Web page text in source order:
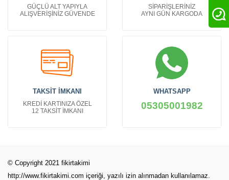
GÜÇLÜ ALT YAPIYLA
ALIŞVERİŞİNİZ GÜVENDE
SİPARİŞLERİNİZ
AYNI GÜN KARGODA
TAKSİT İMKANI
KREDİ KARTINIZA ÖZEL
12 TAKSİT İMKANI
WHATSAPP
05305001982
© Copyright 2021 fikirtakimi
http://www.fikirtakimi.com içeriği, yazılı izin alınmadan kullanılamaz.